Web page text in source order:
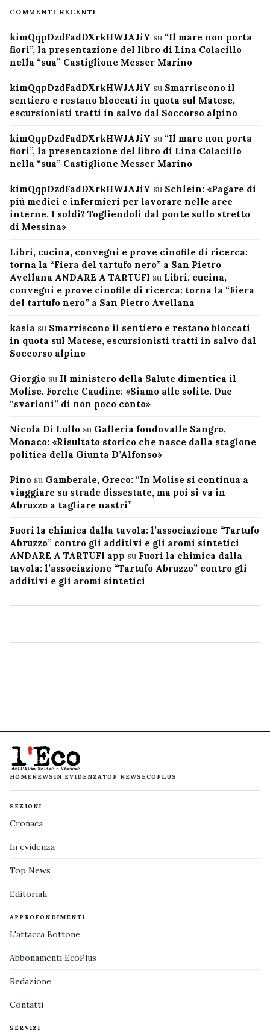
COMMENTI RECENTI
kimQqpDzdFadDXrkHWJAJiY su “Il mare non porta
fiori”, la presentazione del libro di Lina Colacillo
nella “sua” Castiglione Messer Marino
kimQqpDzdFadDXrkHWJAJiY su Smarriscono il
sentiero e restano bloccati in quota sul Matese,
escursionisti tratti in salvo dal Soccorso alpino
kimQqpDzdFadDXrkHWJAJiY su “Il mare non porta
fiori”, la presentazione del libro di Lina Colacillo
nella “sua” Castiglione Messer Marino
kimQqpDzdFadDXrkHWJAJiY su Schlein: «Pagare di
più medici e infermieri per lavorare nelle aree
interne. I soldi? Togliendoli dal ponte sullo stretto
di Messina»
Libri, cucina, convegni e prove cinofile di ricerca:
torna la “Fiera del tartufo nero” a San Pietro
Avellana ANDARE A TARTUFI su Libri, cucina,
convegni e prove cinofile di ricerca: torna la “Fiera
del tartufo nero” a San Pietro Avellana
kasia su Smarriscono il sentiero e restano bloccati
in quota sul Matese, escursionisti tratti in salvo dal
Soccorso alpino
Giorgio su Il ministero della Salute dimentica il
Molise, Forche Caudine: «Siamo alle solite. Due
“svarioni” di non poco conto»
Nicola Di Lullo su Galleria fondovalle Sangro,
Monaco: «Risultato storico che nasce dalla stagione
politica della Giunta D’Alfonso»
Pino su Gamberale, Greco: “In Molise si continua a
viaggiare su strade dissestate, ma poi si va in
Abruzzo a tagliare nastri”
Fuori la chimica dalla tavola: l’associazione “Tartufo
Abruzzo” contro gli additivi e gli aromi sintetici
ANDARE A TARTUFI app su Fuori la chimica dalla
tavola: l’associazione “Tartufo Abruzzo” contro gli
additivi e gli aromi sintetici
HOMENEWS IN EVIDENZATOP NEWS ECOPLUS
SEZIONI
Cronaca
In evidenza
Top News
Editoriali
APPROFONDIMENTI
L'attacca Bottone
Abbonamenti EcoPlus
Redazione
Contatti
SERVIZI